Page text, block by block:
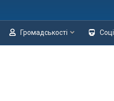
Громадськості